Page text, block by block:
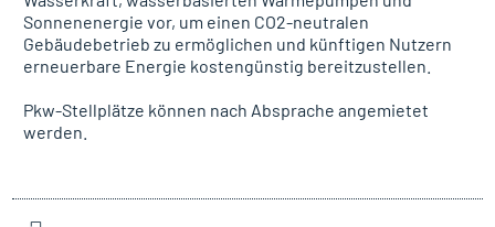
Sonnenenergie vor, um einen CO2-neutralen
Gebäudebetrieb zu ermöglichen und künftigen Nutzern
erneuerbare Energie kostengünstig bereitzustellen.
Pkw-Stellplätze können nach Absprache angemietet
werden.